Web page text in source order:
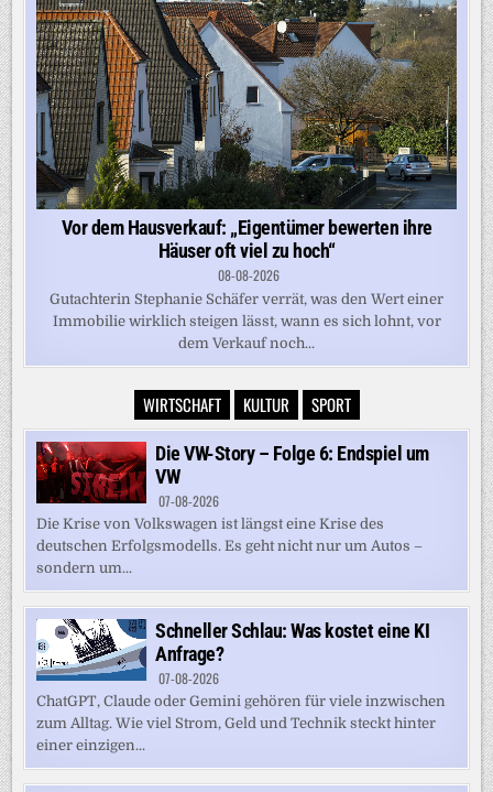
Vor dem Hausverkauf: „Eigentümer bewerten ihre
Häuser oft viel zu hoch“
08-08-2026
Gutachterin Stephanie Schäfer verrät, was den Wert einer
Immobilie wirklich steigen lässt, wann es sich lohnt, vor
dem Verkauf noch...
WIRTSCHAFT KULTUR SPORT
Die VW-Story – Folge 6: Endspiel um
VW
07-08-2026
Die Krise von Volkswagen ist längst eine Krise des
deutschen Erfolgsmodells. Es geht nicht nur um Autos –
sondern um...
Schneller Schlau: Was kostet eine KI
Anfrage?
07-08-2026
ChatGPT, Claude oder Gemini gehören für viele inzwischen
zum Alltag. Wie viel Strom, Geld und Technik steckt hinter
einer einzigen...